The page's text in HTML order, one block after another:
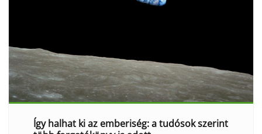
Így halhat ki az emberiség: a tudósok szerint